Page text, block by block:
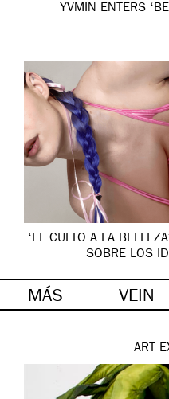
YVMIN ENTERS
‘EL CULTO A LA
SOBRE LOS
MÁS VEIN
ART